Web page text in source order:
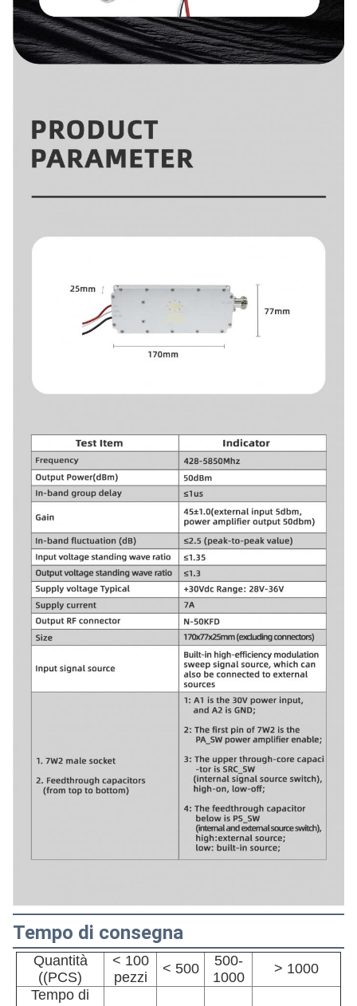
Tempo di consegna
Quantità
((PCS)
< 100
pezzi
< 500
500-
1000
> 1000
Tempo di